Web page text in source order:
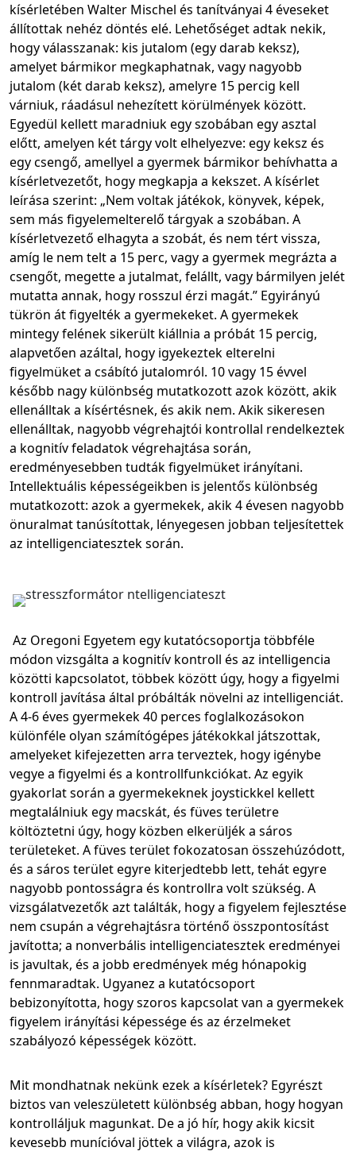
kísérletében Walter Mischel és tanítványai 4 éveseket
állítottak nehéz döntés elé. Lehetőséget adtak nekik,
hogy válasszanak: kis jutalom (egy darab keksz),
amelyet bármikor megkaphatnak, vagy nagyobb
jutalom (két darab keksz), amelyre 15 percig kell
várniuk, ráadásul nehezített körülmények között.
Egyedül kellett maradniuk egy szobában egy asztal
előtt, amelyen két tárgy volt elhelyezve: egy keksz és
egy csengő, amellyel a gyermek bármikor behívhatta a
kísérletvezetőt, hogy megkapja a kekszet. A kísérlet
leírása szerint: „Nem voltak játékok, könyvek, képek,
sem más figyelemelterelő tárgyak a szobában. A
kísérletvezető elhagyta a szobát, és nem tért vissza,
amíg le nem telt a 15 perc, vagy a gyermek megrázta a
csengőt, megette a jutalmat, felállt, vagy bármilyen jelét
mutatta annak, hogy rosszul érzi magát.” Egyirányú
tükrön át figyelték a gyermekeket. A gyermekek
mintegy felének sikerült kiállnia a próbát 15 percig,
alapvetően azáltal, hogy igyekeztek elterelni
figyelmüket a csábító jutalomról. 10 vagy 15 évvel
később nagy különbség mutatkozott azok között, akik
ellenálltak a kísértésnek, és akik nem. Akik sikeresen
ellenálltak, nagyobb végrehajtói kontrollal rendelkeztek
a kognitív feladatok végrehajtása során,
eredményesebben tudták figyelmüket irányítani.
Intellektuális képességeikben is jelentős különbség
mutatkozott: azok a gyermekek, akik 4 évesen nagyobb
önuralmat tanúsítottak, lényegesen jobban teljesítettek
az intelligenciatesztek során.
Az Oregoni Egyetem egy kutatócsoportja többféle
módon vizsgálta a kognitív kontroll és az intelligencia
közötti kapcsolatot, többek között úgy, hogy a figyelmi
kontroll javítása által próbálták növelni az intelligenciát.
A 4-6 éves gyermekek 40 perces foglalkozásokon
különféle olyan számítógépes játékokkal játszottak,
amelyeket kifejezetten arra terveztek, hogy igénybe
vegye a figyelmi és a kontrollfunkciókat. Az egyik
gyakorlat során a gyermekeknek joystickkel kellett
megtalálniuk egy macskát, és füves területre
költöztetni úgy, hogy közben elkerüljék a sáros
területeket. A füves terület fokozatosan összehúzódott,
és a sáros terület egyre kiterjedtebb lett, tehát egyre
nagyobb pontosságra és kontrollra volt szükség. A
vizsgálatvezetők azt találták, hogy a figyelem fejlesztése
nem csupán a végrehajtásra történő összpontosítást
javította; a nonverbális intelligenciatesztek eredményei
is javultak, és a jobb eredmények még hónapokig
fennmaradtak. Ugyanez a kutatócsoport
bebizonyította, hogy szoros kapcsolat van a gyermekek
figyelem irányítási képessége és az érzelmeket
szabályozó képességek között.
Mit mondhatnak nekünk ezek a kísérletek? Egyrészt
biztos van veleszületett különbség abban, hogy hogyan
kontrolláljuk magunkat. De a jó hír, hogy akik kicsit
kevesebb munícióval jöttek a világra, azok is